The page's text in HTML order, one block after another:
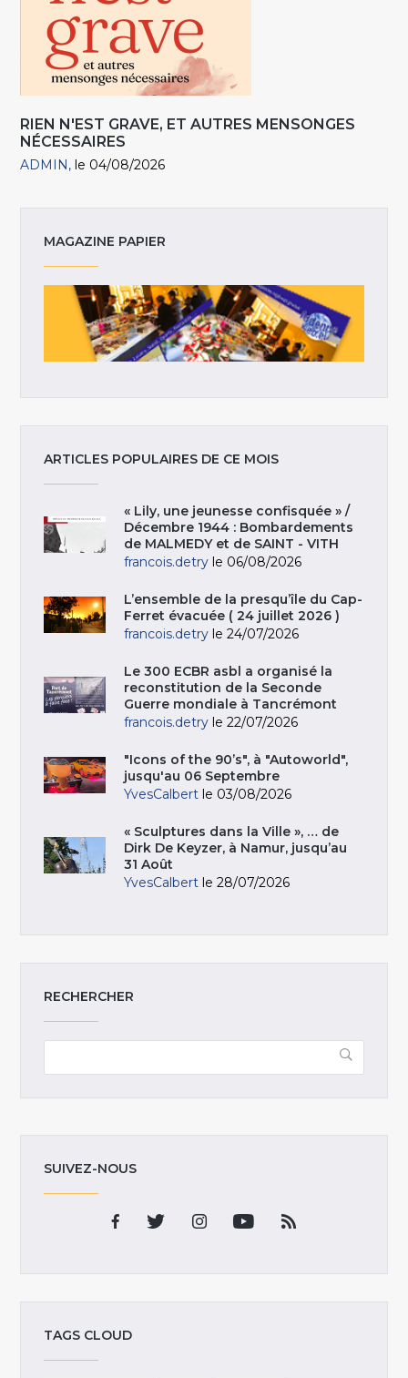
RIEN N'EST GRAVE, ET AUTRES MENSONGES
NÉCESSAIRES
ADMIN le 04/08/2026
MAGAZINE PAPIER
ARTICLES POPULAIRES DE CE MOIS
« Lily, une jeunesse confisquée » /
Décembre 1944 : Bombardements
de MALMEDY et de SAINT - VITH
francois.detry le 06/08/2026
L’ensemble de la presqu’île du Cap-
Ferret évacuée ( 24 juillet 2026 )
francois.detry le 24/07/2026
Le 300 ECBR asbl a organisé la
reconstitution de la Seconde
Guerre mondiale à Tancrémont
francois.detry le 22/07/2026
"Icons of the 90’s", à "Autoworld",
jusqu'au 06 Septembre
YvesCalbert le 03/08/2026
« Sculptures dans la Ville », … de
Dirk De Keyzer, à Namur, jusqu’au
31 Août
YvesCalbert le 28/07/2026
RECHERCHER
SUIVEZ-NOUS
TAGS CLOUD